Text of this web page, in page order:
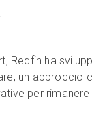
Redfin ha
un approccio
per